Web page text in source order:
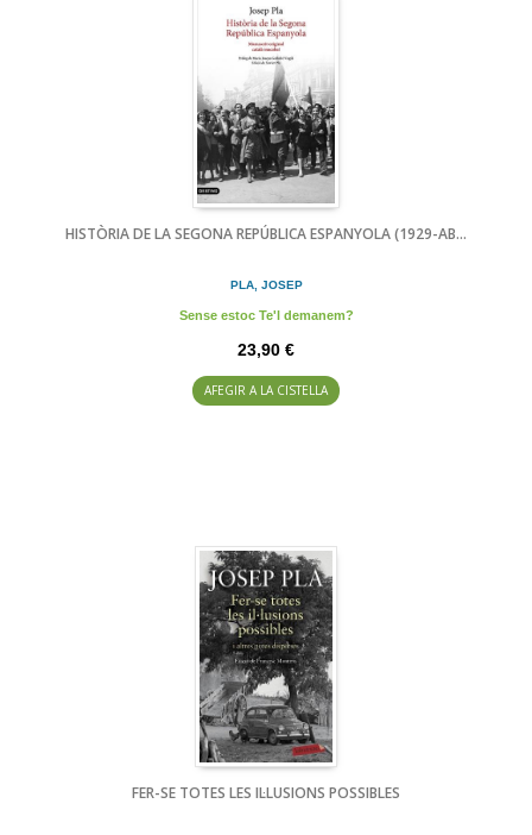
HISTÒRIA DE LA SEGONA REPÚBLICA ESPANYOLA (1929-AB...
PLA, JOSEP
Sense estoc Te'l demanem?
23,90 €
AFEGIR A LA CISTELLA
FER-SE TOTES LES IL·LUSIONS POSSIBLES